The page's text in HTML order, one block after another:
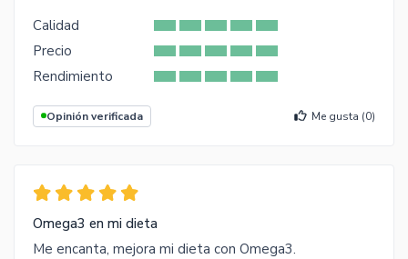
Calidad
Precio
Rendimiento
Opinión verificada Me gusta (0)
Omega3 en mi dieta
Me encanta, mejora mi dieta con Omega3.